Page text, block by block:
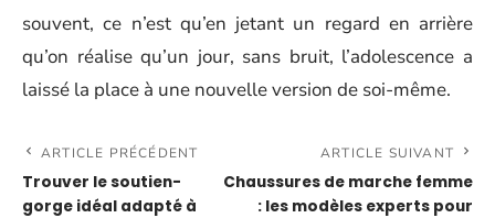
souvent, ce n’est qu’en jetant un regard en arrière
qu’on réalise qu’un jour, sans bruit, l’adolescence a
laissé la place à une nouvelle version de soi-même.
ARTICLE PRÉCÉDENT
Trouver le soutien-
gorge idéal adapté à
ARTICLE SUIVANT
Chaussures de marche femme
: les modèles experts pour